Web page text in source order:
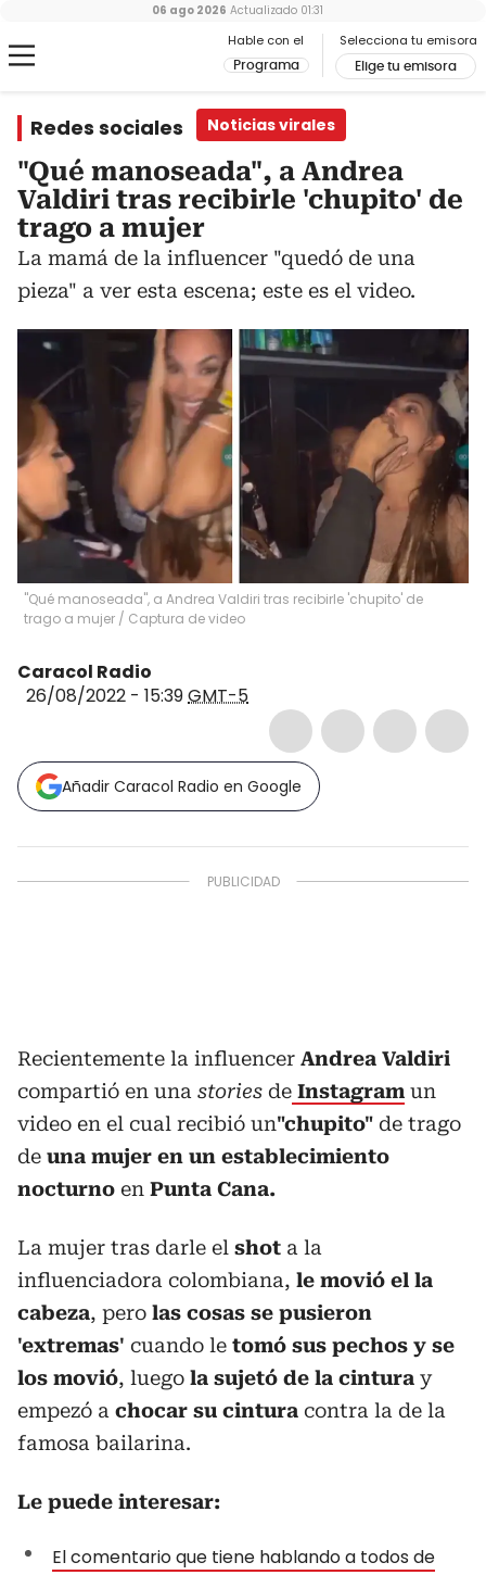
Hable con el
Programa
Selecciona tu emisora
Elige tu emisora
06 ago 2026 Actualizado 01:31
Redes sociales Noticias virales
"Qué manoseada", a Andrea
Valdiri tras recibirle 'chupito' de
trago a mujer
La mamá de la influencer "quedó de una
pieza" a ver esta escena; este es el video.
"Qué manoseada", a Andrea Valdiri tras recibirle 'chupito' de
trago a mujer / Captura de video
Caracol Radio
26/08/2022 - 15:39GMT-5
Añadir Caracol Radio en Google
Recientemente la influencer Andrea Valdiri
compartió en una stories de Instagram un
video en el cual recibió un"chupito" de trago
de una mujer en un establecimiento
nocturno en Punta Cana.
La mujer tras darle el shot a la
influenciadora colombiana, le movió el la
cabeza, pero las cosas se pusieron
'extremas' cuando le tomó sus pechos y se
los movió, luego la sujetó de la cintura y
empezó a chocar su cintura contra la de la
famosa bailarina.
Le puede interesar:
El comentario que tiene hablando a todos de